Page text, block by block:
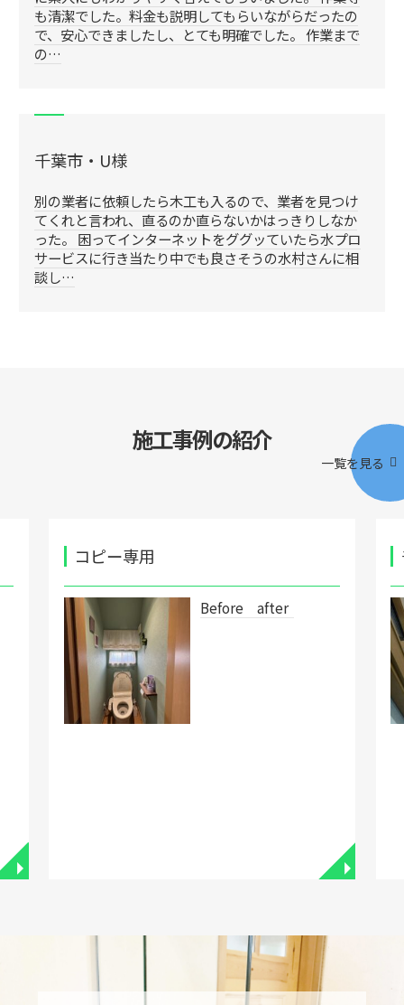
も清潔でした。料金も説明してもらいながらだったの
で、安心できましたし、とても明確でした。 作業まで
の…
千葉市・U様
別の業者に依頼したら木工も入るので、業者を見つけ
てくれと言われ、直るのか直らないかはっきりしなか
った。 困ってインターネットをググッていたら水プロ
サービスに行き当たり中でも良さそうの水村さんに相
談し…
施工事例の紹介
一覧を見る
◥
コピー専用
Before after
◥